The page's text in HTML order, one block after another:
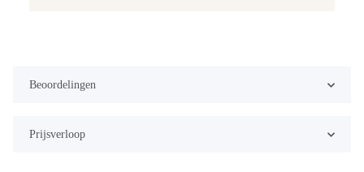
Beoordelingen
Prijsverloop